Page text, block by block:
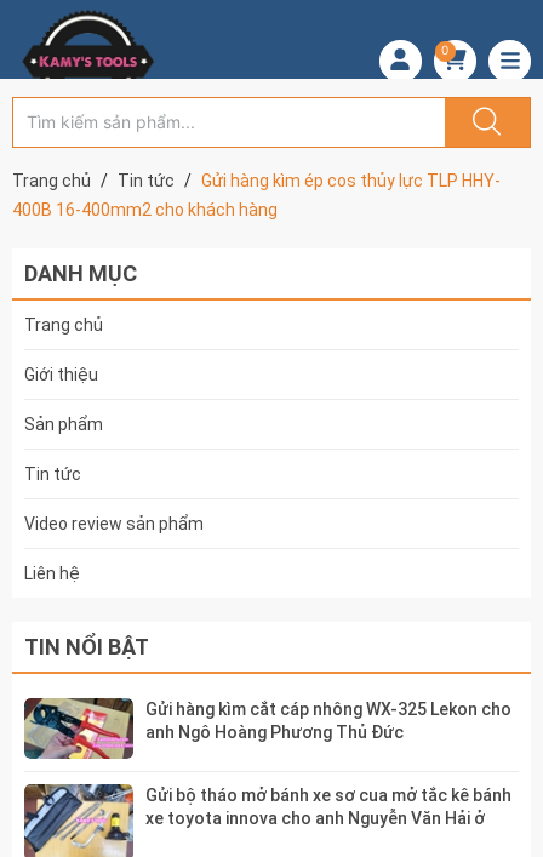
0
Trang chủ Tin tức
Gửi hàng kìm ép cos thủy lực TLP HHY-
400B 16-400mm2 cho khách hàng
DANH MỤC
Trang chủ
Giới thiệu
Sản phẩm
Tin tức
Video review sản phẩm
Liên hệ
TIN NỔI BẬT
Gửi hàng kìm cắt cáp nhông WX-325 Lekon cho
anh Ngô Hoàng Phương Thủ Đức
Gửi bộ tháo mở bánh xe sơ cua mở tắc kê bánh
xe toyota innova cho anh Nguyễn Văn Hải ở